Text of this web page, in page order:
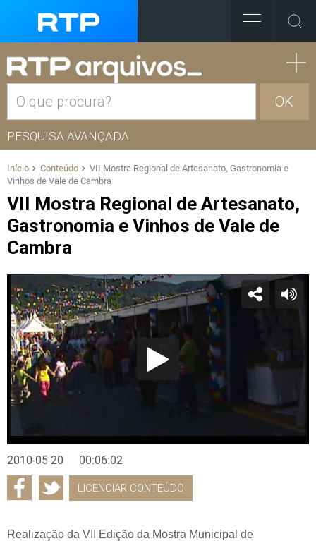
OK
PESQUISA AVANÇADA
Início Conteúdo
VII Mostra Regional de Artesanato, Gastronomia e
Vinhos de Vale de Cambra
VII Mostra Regional de Artesanato,
Gastronomia e Vinhos de Vale de
Cambra
2010-05-20 00:06:02
LICENCIAR CONTEÚDO
Realização da VII Edição da Mostra Municipal de